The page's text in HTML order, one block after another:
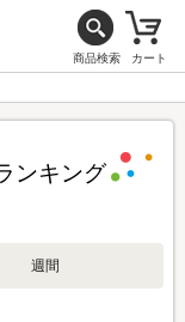
商品検索 カート
ンキング
週間